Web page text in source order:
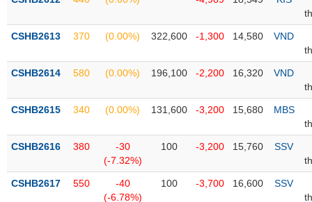
được
ký
Danh
ETF
phiếu
tiết
CSHB2613 370 (0.00%) 322,600 -1,300 14,580
VND
CSHB2614 580 (0.00%) 196,100 -2,200 16,320 VND
CSHB2615 340 (0.00%) 131,600 -3,200 15,680
MBS
CSHB2616 380
-30
(-7.32%)
100 -3,200 15,760
SSV
CSHB2617 550
-40
(-6.78%)
100 -3,700 16,600
SSV
DỮ
LIỆU
MỚI
Ngành
(-)